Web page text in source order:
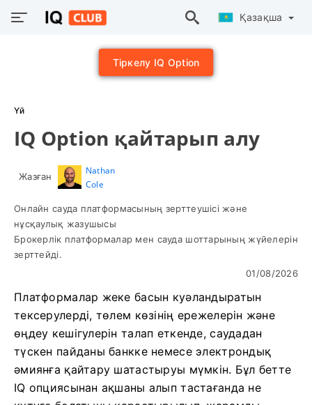
Қазақша
Тіркелу IQ Option
Үй
IQ Option қайтарып алу
Жазған
Nathan
Cole
Онлайн сауда платформасының зерттеушісі және
нұсқаулық жазушысы
Брокерлік платформалар мен сауда шоттарының жүйелерін
зерттейді.
01/08/2026
Платформалар жеке басын куәландыратын
тексерулерді, төлем көзінің ережелерін және
өңдеу кешігулерін талап еткенде, саудадан
түскен пайданы банкке немесе электрондық
әмиянға қайтару шатастыруы мүмкін. Бұл бетте
IQ опциясынан ақшаны алып тастағанда не